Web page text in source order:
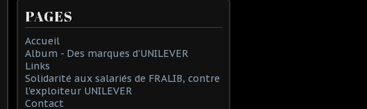
PAGES
Accueil
Album - Des marques d'UNILEVER
Links
Solidarité aux salariés de FRALIB, contre
l'exploiteur UNILEVER
Contact